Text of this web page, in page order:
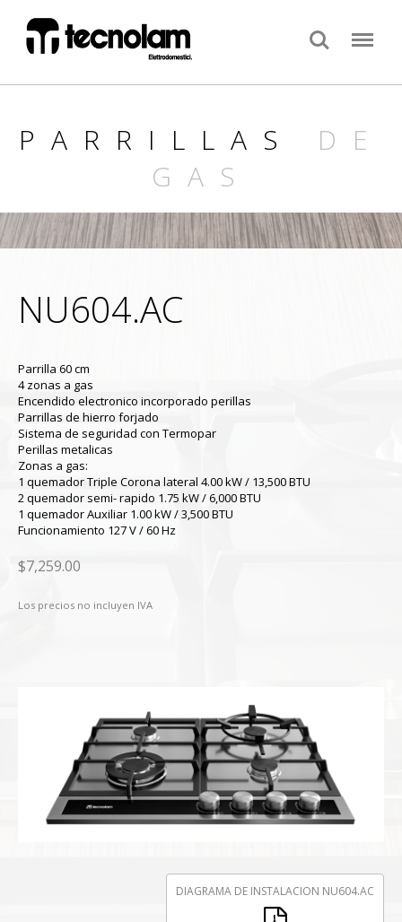
Search Menu
PARRILLAS DE
GAS
NU604.AC
Parrilla 60 cm
4 zonas a gas
Encendido electronico incorporado perillas
Parrillas de hierro forjado
Sistema de seguridad con Termopar
Perillas metalicas
Zonas a gas:
1 quemador Triple Corona lateral 4.00 kW / 13,500 BTU
2 quemador semi- rapido 1.75 kW / 6,000 BTU
1 quemador Auxiliar 1.00 kW / 3,500 BTU
Funcionamiento 127 V / 60 Hz
$7,259.00
Los precios no incluyen IVA
DIAGRAMA DE INSTALACION NU604.AC